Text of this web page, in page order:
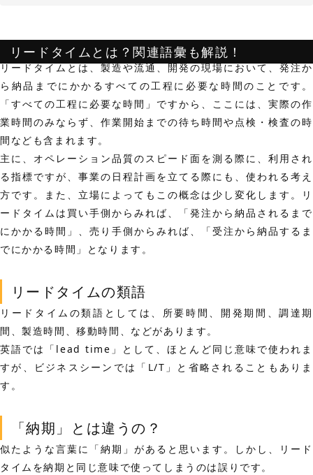
リードタイムとは？関連語彙も解説！
リードタイムとは、製造や流通、開発の現場において、発注か
ら納品までにかかるすべての工程に必要な時間のことです。
「すべての工程に必要な時間」ですから、ここには、実際の作
業時間のみならず、作業開始までの待ち時間や点検・検査の時
間 なども含まれます。
主に、オペレーション品質のスピード面を測る際に、利用され
る指標ですが、事業の日程計画を立てる際にも、使われる考え
方です。また、 立場によってもこの概念は少し変化します。
リ
ードタイムは買い手側からみれば、「発注から納品されるまで
にかかる時間」、売り手側からみれば、「受注から納品するま
でにかかる時間」となります。
リードタイムの類語
リードタイムの類語としては、所要時間、開発期間、調達期
間、製造時間、移動時間、などがあります。
英語では「lead time」として、ほとんど同じ意味で使われま
すが、ビジネスシーンでは「L/T」と省略されることもありま
す。
「納期」とは違うの？
似たような言葉に「納期」があると思います。しかし、リード
タイムを納期と同じ意味で使ってしまうのは誤りです。